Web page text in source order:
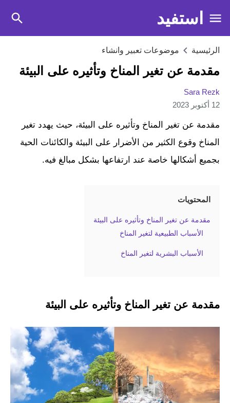
استفيد
الرئيسية موضوعات تعبير وانشاء
مقدمة عن تغير المناخ وتأثيره على البيئة
Sara Rezk
12 أكتوبر 2023
مقدمة عن تغير المناخ وتأثيره على البيئة، حيث يهدد تغير
المناخ وقوع الكثير من الأضرار على البيئة والكائنات الحية
بجميع أشكالها خاصة عند ارتفاعها بشكل مبالغ فيه.
المحتويات
مقدمة عن تغير المناخ وتأثيره على البيئة
الأسباب الطبيعية لتغير المناخ
الأسباب البشرية لتغير المناخ
مقدمة عن تغير المناخ وتأثيره على البيئة